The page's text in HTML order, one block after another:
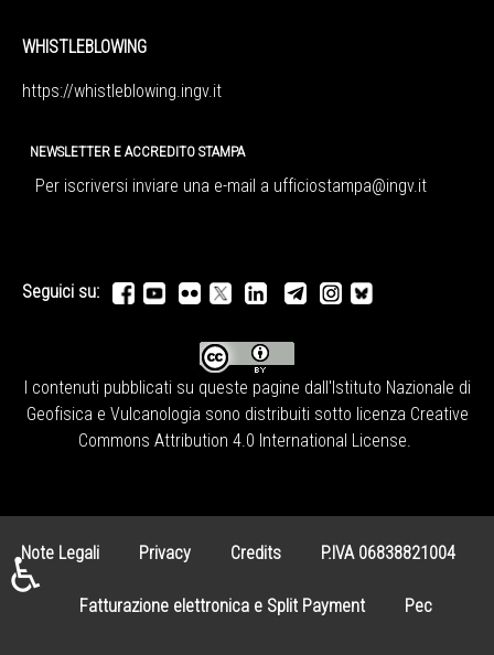
WHISTLEBLOWING
https://whistleblowing.ingv.it
NEWSLETTER E ACCREDITO STAMPA
Per iscriversi inviare una e-mail a ufficiostampa@ingv.it
Seguici su:
I contenuti pubblicati su queste pagine dall' Istituto Nazionale di
Geofisica e Vulcanologia sono distribuiti sotto licenza Creative
Commons Attribution 4.0 International License.
Note Legali Privacy Credits P.IVA 06838821004
Fatturazione elettronica e Split Payment Pec